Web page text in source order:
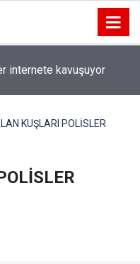
internete kavuşuyor
KUŞLARI POLİSLER